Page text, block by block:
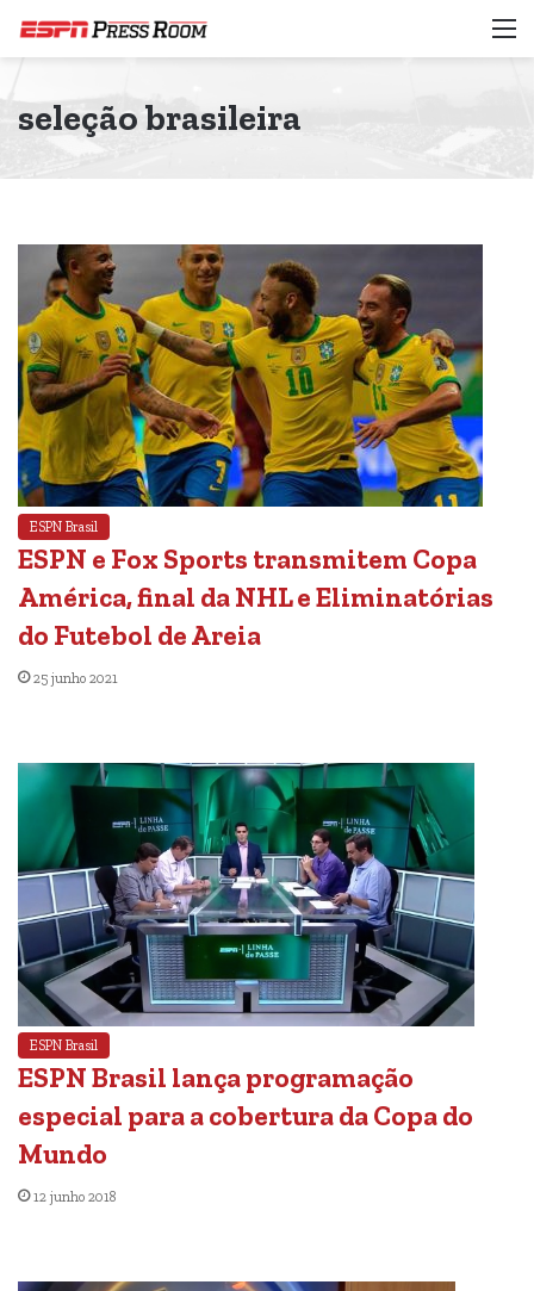
seleção brasileira
ESPN Brasil
ESPN e Fox Sports transmitem Copa
América, final da NHL e Eliminatórias
do Futebol de Areia
25 junho 2021
ESPN Brasil
ESPN Brasil lança programação
especial para a cobertura da Copa do
Mundo
12 junho 2018